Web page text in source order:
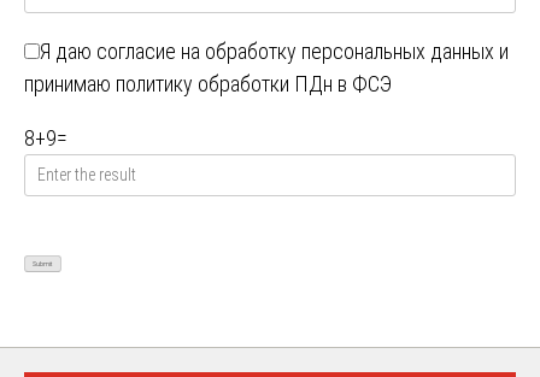
Я даю согласие на обработку персональных данных и
принимаю политику обработки ПДн в ФСЭ
8+9=